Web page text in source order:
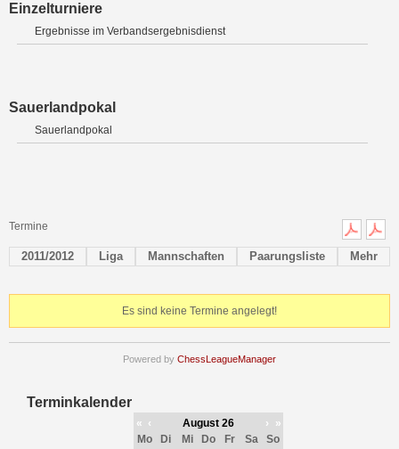
Einzelturniere
Ergebnisse im Verbandsergebnisdienst
Sauerlandpokal
Sauerlandpokal
Termine
2011/2012 Liga Mannschaften Paarungsliste Mehr
Es sind keine Termine angelegt!
Powered by ChessLeagueManager
Terminkalender
« ‹ August 26 ›
»
Mo
Di Mi Do Fr Sa
So